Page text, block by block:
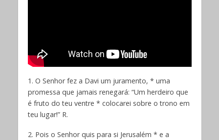
1. O Senhor fez a Davi um juramento, * uma
promessa que jamais renegará: “Um herdeiro que
é fruto do teu ventre * colocarei sobre o trono em
teu lugar!” R.
2. Pois o Senhor quis para si Jerusalém * e a